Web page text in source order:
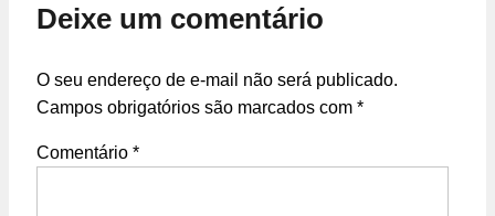
Deixe um comentário
O seu endereço de e-mail não será publicado.
Campos obrigatórios são marcados com *
Comentário *